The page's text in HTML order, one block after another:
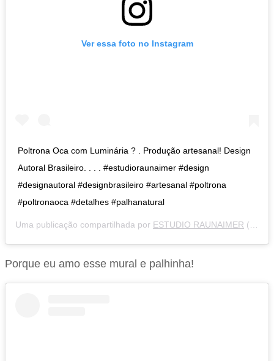
Ver essa foto no Instagram
Poltrona Oca com Luminária ? . Produção artesanal! Design
Autoral Brasileiro. . . . #estudioraunaimer #design
#designautoral #designbrasileiro #artesanal #poltrona
#poltronaoca #detalhes #palhanatural
Uma publicação compartilhada por ESTUDIO RAUNAIMER (@estudioraunaimer) em
Porque eu amo esse mural e palhinha!